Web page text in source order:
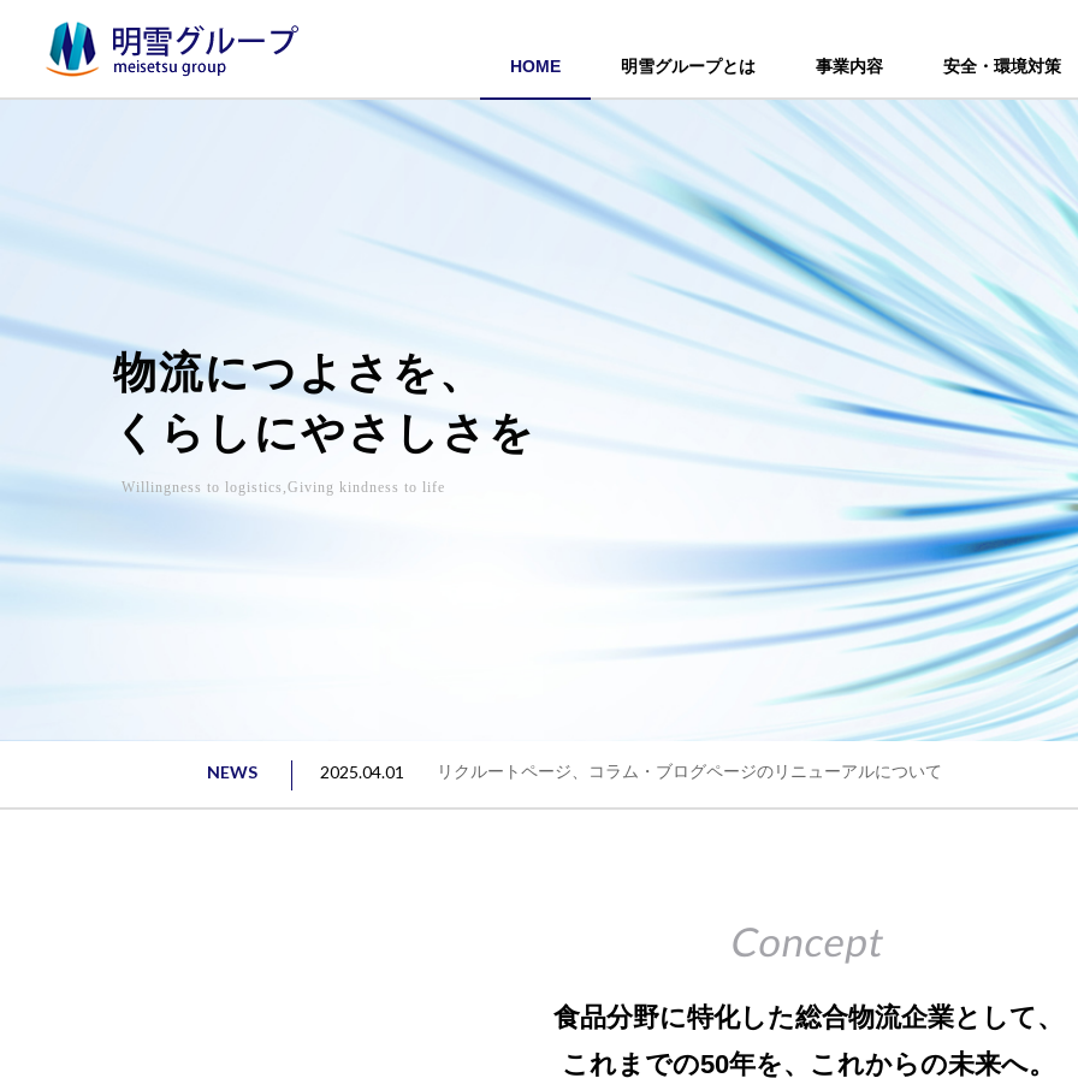
HOME 明雪グループとは 事業内容 安全・環境対策
物流につよさを、
くらしにやさしさを
Willingness to logistics,Giving kindness to life
NEWS 2025.04.01 リクルートページ、コラム・ブログページのリニューアルについて
Concept
食品分野に特化した総合物流企業として、
これまでの50年を、これからの未来へ。